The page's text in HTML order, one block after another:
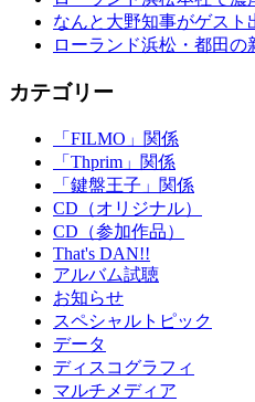
なんと大野知事がゲスト
ローランド浜松・都田の
カテゴリー
「FILMO」関係
「Thprim」関係
「鍵盤王子」関係
CD（オリジナル）
CD（参加作品）
That's DAN!!
アルバム試聴
お知らせ
スペシャルトピック
データ
ディスコグラフィ
マルチメディア